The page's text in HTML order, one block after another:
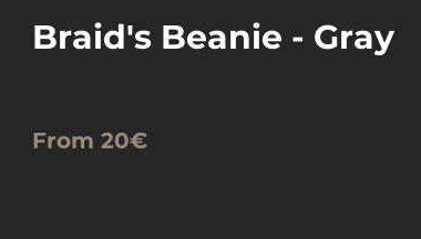
Braid's Beanie - Gray
From 20€